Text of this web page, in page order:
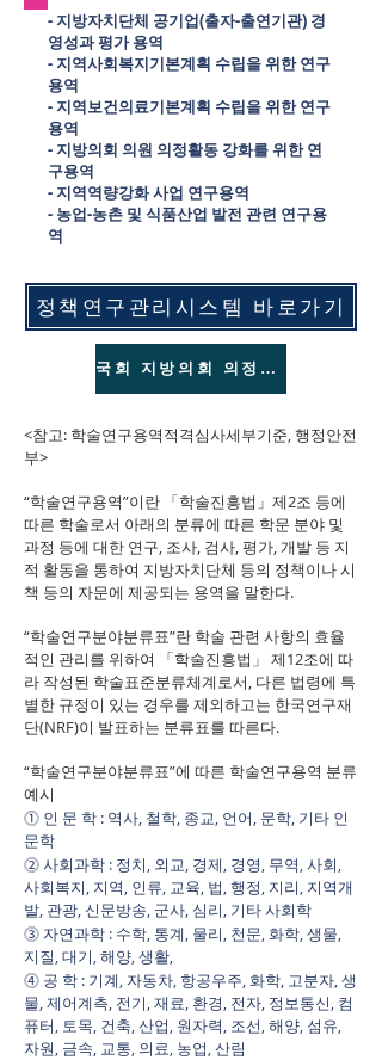
- 지방자치단체 공기업(출자-출연기관) 경
영성과 평가 용역
- 지역사회복지기본계획 수립을 위한 연구
용역
- 지역보건의료기본계획 수립을 위한 연구
용역
- 지방의회 의원 의정활동 강화를 위한 연
구용역
- 지역역량강화 사업 연구용역
- 농업-농촌 및 식품산업 발전 관련 연구용
역
정책연구관리시스템 바로가기
국회 지방의회 의정포털
<참고: 학술연구용역적격심사세부기준, 행정안전
부>
“학술연구용역”이란 「학술진흥법」제2조 등에
따른 학술로서 아래의 분류에 따른 학문 분야 및
과정 등에 대한 연구, 조사, 검사, 평가, 개발 등 지
적 활동을 통하여 지방자치단체 등의 정책이나 시
책 등의 자문에 제공되는 용역을 말한다.
“학술연구분야분류표”란 학술 관련 사항의 효율
적인 관리를 위하여 「학술진흥법」 제12조에 따
라 작성된 학술표준분류체계로서, 다른 법령에 특
별한 규정이 있는 경우를 제외하고는 한국연구재
단(NRF)이 발표하는 분류표를 따른다.
“학술연구분야분류표”에 따른 학술연구용역 분류
예시
⓵ 인 문 학 : 역사, 철학, 종교, 언어, 문학, 기타 인
문학
⓶ 사회과학 : 정치, 외교, 경제, 경영, 무역, 사회,
사회복지, 지역, 인류, 교육, 법, 행정, 지리, 지역개
발, 관광, 신문방송, 군사, 심리, 기타 사회학
⓷ 자연과학 : 수학, 통계, 물리, 천문, 화학, 생물,
지질, 대기, 해양, 생활,
⓸ 공 학 : 기계, 자동차, 항공우주, 화학, 고분자, 생
물, 제어계측, 전기, 재료, 환경, 전자, 정보통신, 컴
퓨터, 토목, 건축, 산업, 원자력, 조선, 해양, 섬유,
자원, 금속, 교통, 의료, 농업, 산림